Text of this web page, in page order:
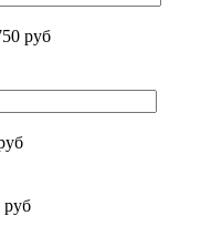
руб
руб